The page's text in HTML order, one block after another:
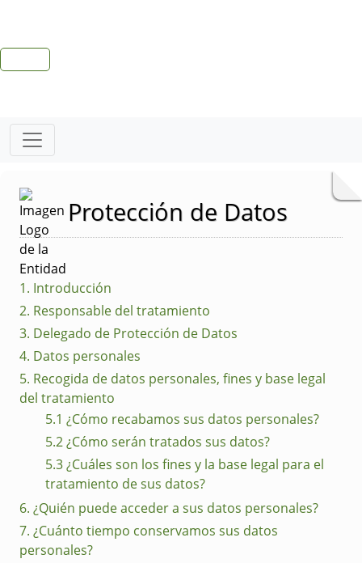
Protección de Datos
1. Introducción
2. Responsable del tratamiento
3. Delegado de Protección de Datos
4. Datos personales
5. Recogida de datos personales, fines y base legal
del tratamiento
5.1 ¿Cómo recabamos sus datos personales?
5.2 ¿Cómo serán tratados sus datos?
5.3 ¿Cuáles son los fines y la base legal para el
tratamiento de sus datos?
6. ¿Quién puede acceder a sus datos personales?
7. ¿Cuánto tiempo conservamos sus datos
personales?